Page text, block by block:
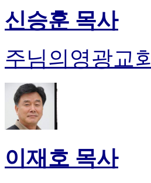
신승훈 목사
주님의영광교회
이재호 목사